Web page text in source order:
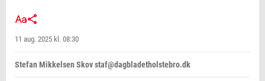
11 aug. 2025 kl. 08:30
Stefan Mikkelsen Skov staf@dagbladetholstebro.dk